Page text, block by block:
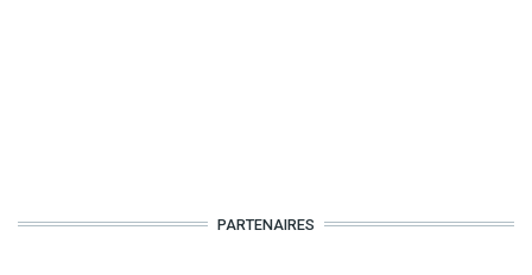
PARTENAIRES